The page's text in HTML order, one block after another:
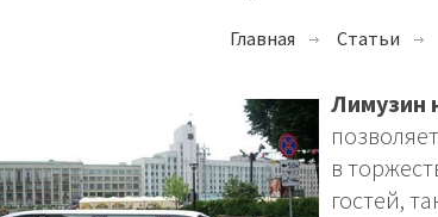
Главная Статьи
Лимузин
в
гостей,